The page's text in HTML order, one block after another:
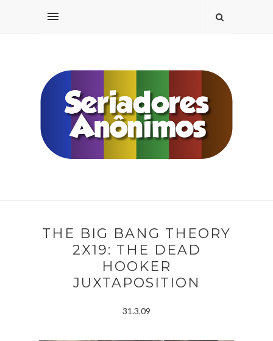
THE BIG BANG THEORY
2X19: THE DEAD
HOOKER
JUXTAPOSITION
31.3.09